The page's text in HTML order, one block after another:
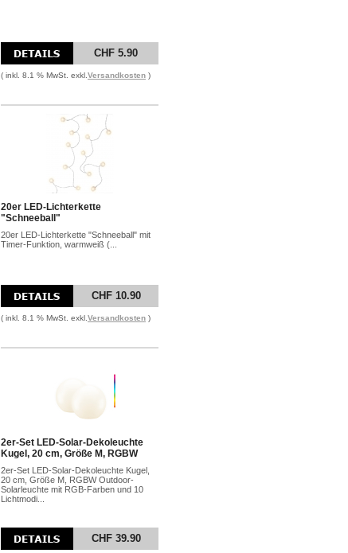
CHF 5.90
( inkl. 8.1 % MwSt. exkl. Versandkosten )
20er LED-Lichterkette
"Schneeball"
20er LED-Lichterkette "Schneeball" mit
Timer-Funktion, warmweiß (...
CHF 10.90
( inkl. 8.1 % MwSt. exkl. Versandkosten )
2er-Set LED-Solar-Dekoleuchte
Kugel, 20 cm, Größe M, RGBW
2er-Set LED-Solar-Dekoleuchte Kugel,
20 cm, Größe M, RGBW Outdoor-
Solarleuchte mit RGB-Farben und 10
Lichtmodi...
CHF 39.90